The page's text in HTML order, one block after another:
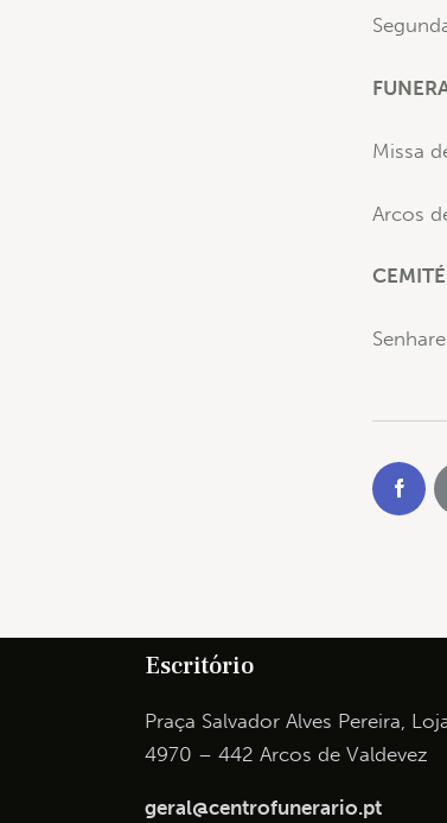
Missa
Arcos
Escritório
Praça Salvador Alves Pereira,
4970 – 442 Arcos de Valdevez
geral@centrofunerario.pt